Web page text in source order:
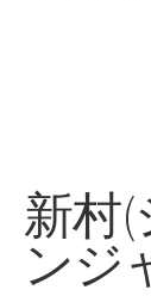
新村
ンジ